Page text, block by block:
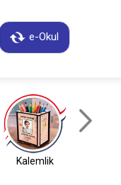
e-Okul
Kalemlik